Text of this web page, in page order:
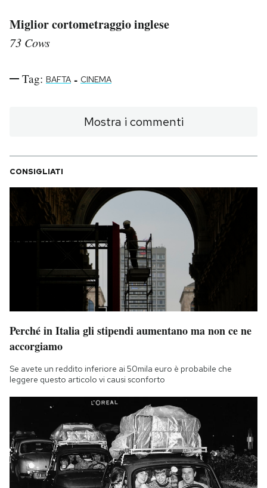
Miglior cortometraggio inglese
73 Cows
Tag: BAFTA - CINEMA
Mostra i commenti
CONSIGLIATI
Perché in Italia gli stipendi aumentano ma non ce ne
accorgiamo
Se avete un reddito inferiore ai 50mila euro è probabile che
leggere questo articolo vi causi sconforto